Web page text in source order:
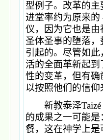
型例子。改革的
进堂率约为原来
仪，因为它也是
圣体圣事的堕落
引起的。尽管如
活的全面革新起
性的变革，但有
以按照他们的信
新教泰泽Taizé
的成果之一可能
餐，这在神学上是